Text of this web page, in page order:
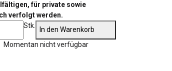
für private sowie
verfolgt werden.
Stk.
In den Warenkorb
Momentan nicht verfügbar